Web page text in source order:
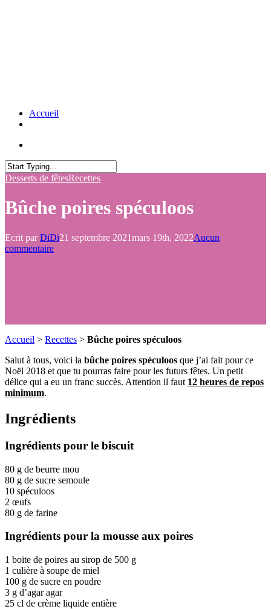
Accueil
Desserts de fêtesRecettes
Bûche poires spéculoos
Ecrit parDiDi21 septembre 2021mars 19th, 2022Aucun
commentaire
Accueil > Recettes > Bûche poires spéculoos
Salut à tous, voici la bûche poires spéculoos que j’ai fait pour ce
Noël 2018 et que tu pourras faire pour les futurs fêtes. Un petit
délice qui a eu un franc succès. Attention il faut 12 heures de repos
minimum.
Ingrédients
Ingrédients pour le biscuit
80 g de beurre mou
80 g de sucre semoule
10 spéculoos
2 œufs
80 g de farine
Ingrédients pour la mousse aux poires
1 boite de poires au sirop de 500 g
1 culière à soupe de miel
100 g de sucre en poudre
3 g d’agar agar
25 cl de crème liquide entière